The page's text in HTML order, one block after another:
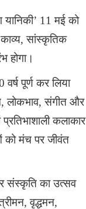
यानिकी’ 11 मई को
काव्य, सांस्कृतिक
होगा।
पूर्ण कर लिया
,लोकभाव,संगीत और
कलाकार
को मंच पर जीवंत
संस्कृति का उत्सव
वृद्धमन,